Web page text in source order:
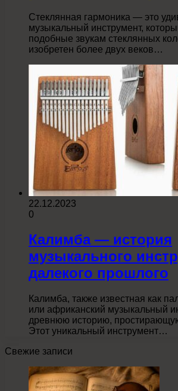
Стеклянная гармоника — это
музыкальный инструмент,
подобные звукам стеклянных
изобретен более двух веков…
22.12.2023
0
Калимба — история
музыкального
далекого прошлого
Калимба, также известная как
или африканский музыкальный
древнюю историю,
Этот уникальный инструмент…
Свежие записи